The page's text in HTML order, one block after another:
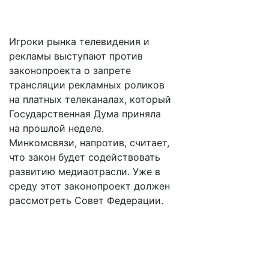
Игроки рынка телевидения и
рекламы выступают против
законопроекта о запрете
трансляции рекламных роликов
на платных телеканалах, который
Государственная Дума приняла
на прошлой неделе.
Минкомсвязи, напротив, считает,
что закон будет содействовать
развитию медиаотрасли. Уже в
среду этот законопроект должен
рассмотреть Совет Федерации.